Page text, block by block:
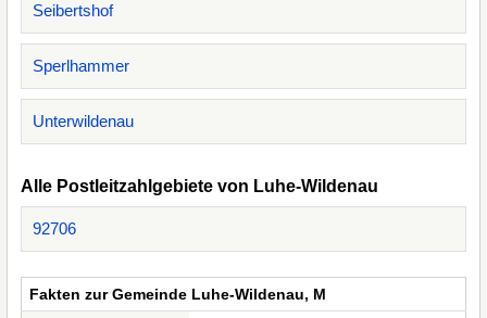
Seibertshof
Sperlhammer
Unterwildenau
Alle Postleitzahlgebiete von Luhe-Wildenau
92706
Fakten zur Gemeinde Luhe-Wildenau, M